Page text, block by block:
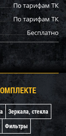
По тарифам ТК
По тарифам ТК
Бесплатно
Зеркала, стекла
Фильтры